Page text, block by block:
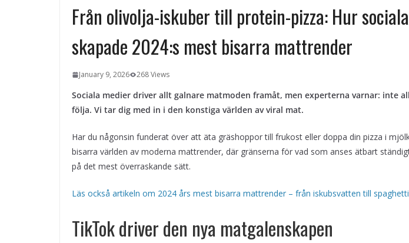
Svenska streamingtittare formar
kvällens underhållning på nya sätt
ForMotion – ortopedteknik och
bandagist i Sverige
medicinska utvecklingen öppnar nya
Från olivolja-iskuber till protein-pizza: Hur
skapade 2024:s mest bisarra mattrender
January 9, 2026 268 Views
Sociala medier driver allt galnare matmoden framåt, men experterna varnar: inte
följa. Vi tar dig med in i den konstiga världen av viral mat.
Har du någonsin funderat över att äta gräshoppor till frukost eller doppa din pizza i
bisarra världen av moderna mattrender, där gränserna för vad som anses ätbart
på det mest överraskande sätt.
Läs också artikeln om 2024 års mest bisarra mattrender – från iskubsvatten till
TikTok driver den nya matgalenskapen